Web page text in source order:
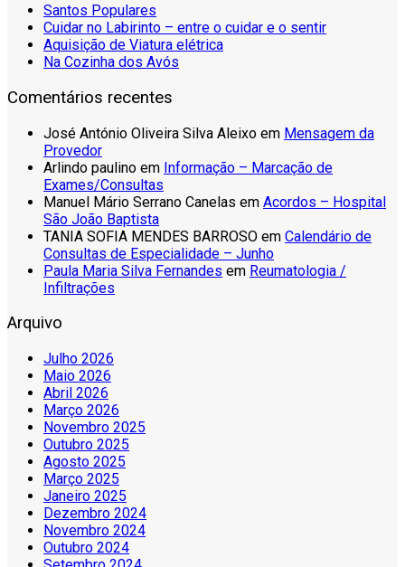
Santos Populares
Cuidar no Labirinto – entre o cuidar e o sentir
Aquisição de Viatura elétrica
Na Cozinha dos Avós
Comentários recentes
José António Oliveira Silva Aleixo em Mensagem da
Provedor
Arlindo paulino em Informação – Marcação de
Exames/Consultas
Manuel Mário Serrano Canelas em Acordos – Hospital
São João Baptista
TANIA SOFIA MENDES BARROSO em Calendário de
Consultas de Especialidade – Junho
Paula Maria Silva Fernandes em Reumatologia /
Infiltrações
Arquivo
Julho 2026
Maio 2026
Abril 2026
Março 2026
Novembro 2025
Outubro 2025
Agosto 2025
Março 2025
Janeiro 2025
Dezembro 2024
Novembro 2024
Outubro 2024